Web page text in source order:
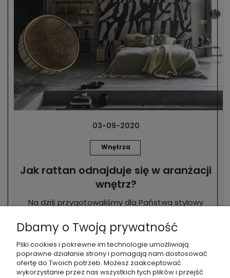
03-09-2020
Wnętrza
Jak rattan odnajduje się w aranżacji
wnętrz?
Na dziś przygotowaliśmy dla Państwa stylowy
wschodniej Azji. Opowiemy o jednym z
najstarszych materiałów, wykorzystywanych do
produkcji mebli, którym jestrattan.Niewielu wie,
że pierwsze plecione meble pojawiły się już w III
Dbamy o Twoją prywatność
Pliki cookies i pokrewne im technologie umożliwiają
poprawne działanie strony i pomagają nam dostosować
ofertę do Twoich potrzeb. Możesz zaakceptować
wykorzystanie przez nas wszystkich tych plików i przejść